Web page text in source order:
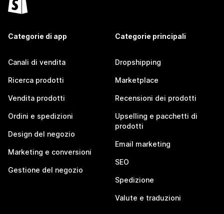
Categorie di app
Canali di vendita
Ricerca prodotti
Vendita prodotti
Ordini e spedizioni
Design del negozio
Marketing e conversioni
Gestione del negozio
Categorie principali
Dropshipping
Marketplace
Recensioni dei prodotti
Upselling e pacchetti di
prodotti
Email marketing
SEO
Spedizione
Valute e traduzioni